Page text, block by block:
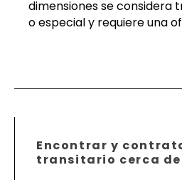
dimensiones se considera
o especial y requiere una
Encontrar y
transitario cerca